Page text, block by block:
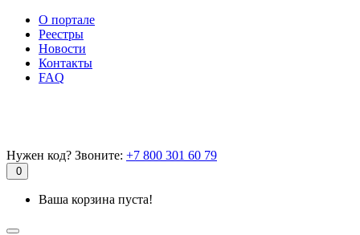
О портале
Реестры
Новости
Контакты
FAQ
Нужен код? Звоните: +7 800 301 60 79
0
Ваша корзина пуста!